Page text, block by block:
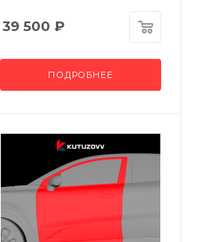
39 500 ₽
ПОДРОБНЕЕ